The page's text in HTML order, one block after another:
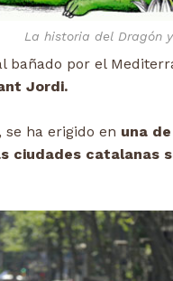
La historia del Dragón
bañado por el
Jordi.
, se ha erigido en una
ciudades catalanas